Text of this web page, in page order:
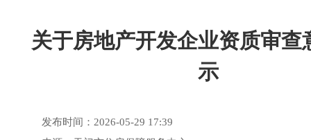
关于房地产开发企业资质审查
示
发布时间：2026-05-29 17:39